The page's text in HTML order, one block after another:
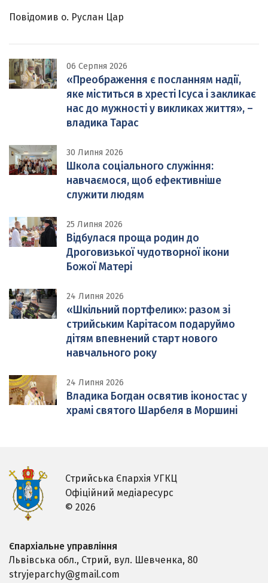
Повідомив о. Руслан Цар
06 Серпня 2026
«Преображення є посланням надії,
яке міститься в хресті Ісуса і закликає
нас до мужності у викликах життя», –
владика Тарас
30 Липня 2026
Школа соціального служіння:
навчаємося, щоб ефективніше
служити людям
25 Липня 2026
Відбулася проща родин до
Дроговизької чудотворної ікони
Божої Матері
24 Липня 2026
«Шкільний портфелик»: разом зі
стрийським Карітасом подаруймо
дітям впевнений старт нового
навчального року
24 Липня 2026
Владика Богдан освятив іконостас у
храмі святого Шарбеля в Моршині
Стрийська Єпархія УГКЦ
Офіційний медіаресурс
© 2026
Єпархіальне управління
Львівська обл., Стрий, вул. Шевченка, 80
stryjeparchy@gmail.com